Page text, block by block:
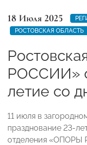
18 Июля 2025
РОСТОВСКАЯ ОБЛАСТЬ
РОССИИ»
летие со
11 июля в
празднование 23-
отделения «ОПОРЫ